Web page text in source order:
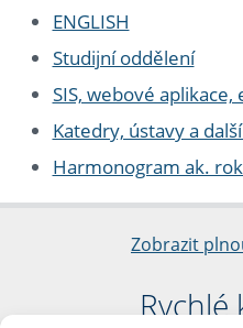
ENGLISH
Studijní oddělení
SIS, webové aplikace,
Katedry, ústavy a
Harmonogram ak.
Zobrazit
Rychlé